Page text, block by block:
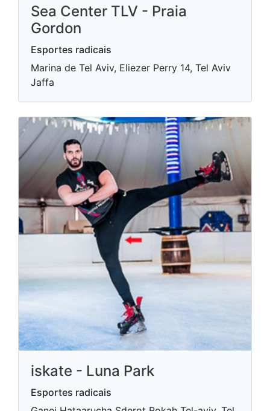
Sea Center TLV - Praia
Gordon
Esportes radicais
Marina de Tel Aviv, Eliezer Perry 14, Tel Aviv
Jaffa
iskate - Luna Park
Esportes radicais